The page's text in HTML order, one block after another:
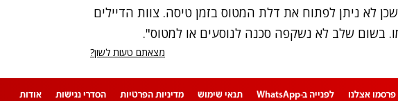
לא ניתן לפתוח את דלת המטוס בזמן טיסה. צוות הדיילים
בשום שלב לא נשקפה סכנה לנוסעים או למטוס".
מצאתם טעות לשון?
פרסמו אצלנו לפנייה ב-WhatsApp תנאי שימוש מדיניות הפרטיות הסדרי נגישות אודות